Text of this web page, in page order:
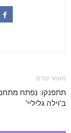
מאמר קודם
תתפנקו: נפתח
ב'וילה גליליי'